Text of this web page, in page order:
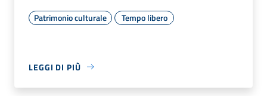
Patrimonio culturale Tempo libero
LEGGI DI PIÙ